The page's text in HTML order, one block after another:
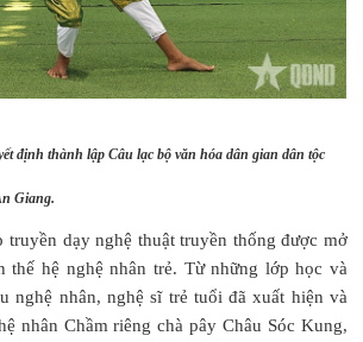
định thành lập Câu lạc bộ văn hóa dân gian dân tộc
Giang.
truyền dạy nghệ thuật truyền thống được mở
thế hệ nghệ nhân trẻ. Từ những lớp học và
nghệ nhân, nghệ sĩ trẻ tuổi đã xuất hiện và
nhân Chầm riêng chà pây Châu Sóc Kung,